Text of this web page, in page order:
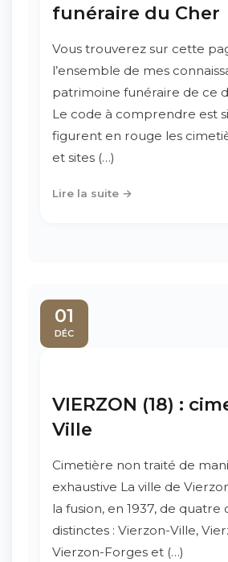
funéraire du Cher
Vous trouverez sur cette
l’ensemble de mes
patrimoine funéraire de ce
Le code à comprendre est
figurent en rouge les
et sites (…)
Lire la suite →
01
DÉC
VIERZON (18) :
Ville
Cimetière non traité de
exhaustive La ville de
la fusion, en 1937, de
distinctes : Vierzon-Ville,
Vierzon-Forges et (…)